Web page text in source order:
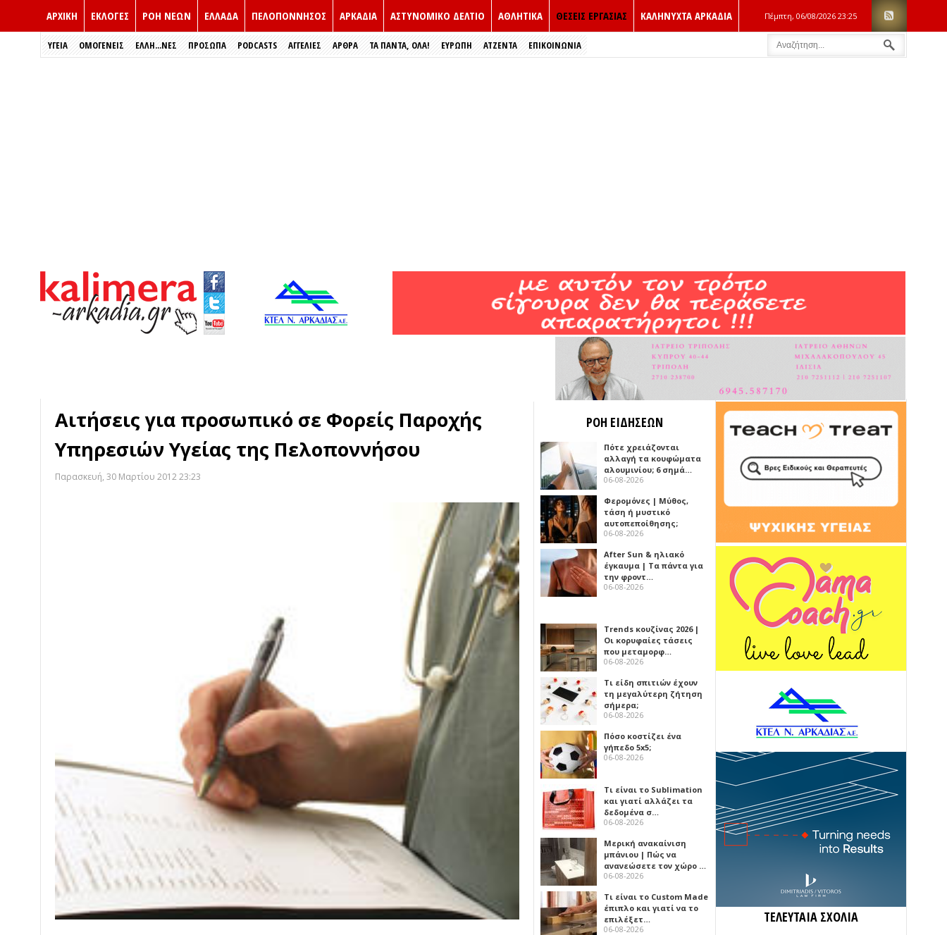
ΑΡΧΙΚΗ ΕΚΛΟΓΈΣ ΡΟΗ ΝΕΩΝ ΕΛΛΑΔΑ ΠΕΛΟΠΟΝΝΗΣΟΣ ΑΡΚΑΔΙΑ ΑΣΤΥΝΟΜΙΚΟ ΔΕΛΤΙΟ ΑΘΛΗΤΙΚΑ ΘΕΣΕΙΣ ΕΡΓΑΣΙΑΣ ΚΑΛΗΝΥΧΤΑ ΑΡΚΑΔΙΑ Πέμπτη, 06/08/2026 23:25
ΥΓΕΙΑ ΟΜΟΓΕΝΕΙΣ ΈΛΛΗ...ΝΕΣ ΠΡΌΣΩΠΑ PODCASTS ΑΓΓΕΛΙΕΣ ΑΡΘΡΑ ΤΑ ΠΑΝΤΑ, ΟΛΑ! ΕΥΡΏΠΗ ΑΤΖΕΝΤΑ ΕΠΙΚΟΙΝΩΝΙΑ
Αιτήσεις για προσωπικό σε Φορείς Παρoχής
Υπηρεσιών Υγείας της Πελοποννήσου
Παρασκευή, 30 Μαρτίου 2012 23:23
ΡΟΗ ΕΙΔΗΣΕΩΝ
Πότε χρειάζονται
αλλαγή τα κουφώματα
αλουμινίου; 6 σημά…
06-08-2026
Φερομόνες | Μύθος,
τάση ή μυστικό
αυτοπεποίθησης;
06-08-2026
After Sun & ηλιακό
έγκαυμα | Τα πάντα για
την φροντ…
06-08-2026
Trends κουζίνας 2026 |
Οι κορυφαίες τάσεις
που μεταμορφ…
06-08-2026
Τι είδη σπιτιών έχουν
τη μεγαλύτερη ζήτηση
σήμερα;
06-08-2026
Πόσο κοστίζει ένα
γήπεδο 5x5;
06-08-2026
Τι είναι το Sublimation
και γιατί αλλάζει τα
δεδομένα σ…
06-08-2026
Μερική ανακαίνιση
μπάνιου | Πώς να
ανανεώσετε τον χώρο …
06-08-2026
Τι είναι το Custom Made
έπιπλο και γιατί να το
επιλέξετ…
06-08-2026
ΤΕΛΕΥΤΑΙΑ ΣΧΟΛΙΑ